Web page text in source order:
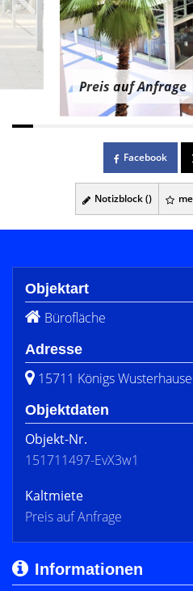
Preis auf Anfrage
Facebook
Notizblock ()
Objektart
Bürofläche
Adresse
15711 Königs
Objektdaten
Objekt-Nr.
151711497-EvX3w1
Kaltmiete
Preis auf Anfrage
Informationen